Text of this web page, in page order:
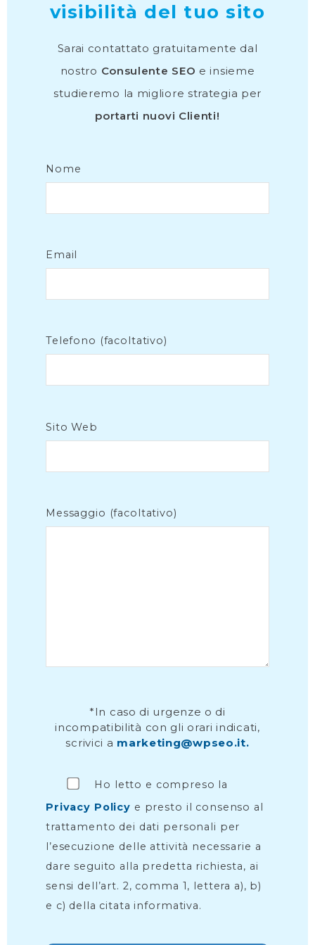
visibilità del tuo sito
Sarai contattato gratuitamente dal
nostro Consulente SEO e insieme
studieremo la migliore strategia per
portarti nuovi Clienti!
Nome
Email
Telefono (facoltativo)
Sito Web
Messaggio (facoltativo)
*In caso di urgenze o di
incompatibilità con gli orari indicati,
scrivici a marketing@wpseo.it.
Ho letto e compreso la
Privacy Policy e presto il consenso al
trattamento dei dati personali per
l’esecuzione delle attività necessarie a
dare seguito alla predetta richiesta, ai
sensi dell’art. 2, comma 1, lettera a), b)
e c) della citata informativa.